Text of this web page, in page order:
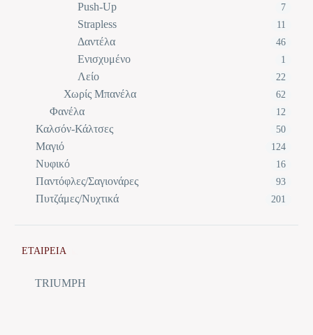
Push-Up 7
Strapless 11
Δαντέλα 46
Ενισχυμένο 1
Λείο 22
Χωρίς Μπανέλα 62
Φανέλα 12
Καλσόν-Κάλτσες 50
Μαγιό 124
Νυφικό 16
Παντόφλες/Σαγιονάρες 93
Πυτζάμες/Νυχτικά 201
ΕΤΑΙΡΕΙΑ
TRIUMPH